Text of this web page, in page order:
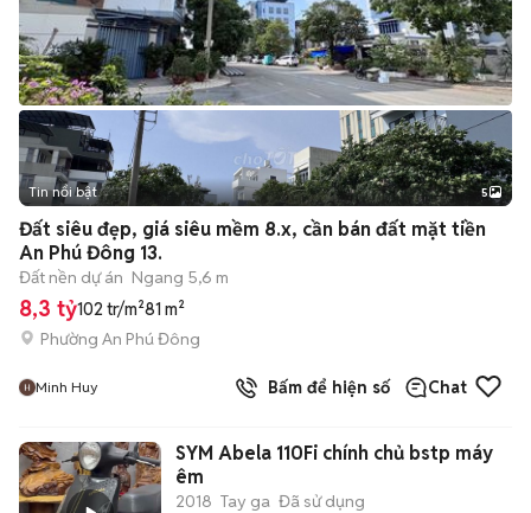
Tin nổi bật 5
Đất siêu đẹp, giá siêu mềm 8.x, cần bán đất mặt tiền
An Phú Đông 13.
Đất nền dự án Ngang 5,6 m
8,3 tỷ102 tr/m²81 m²
Phường An Phú Đông
Minh Huy Bấm để hiện số Chat
SYM Abela 110Fi chính chủ bstp máy
êm
2018 Tay ga Đã sử dụng